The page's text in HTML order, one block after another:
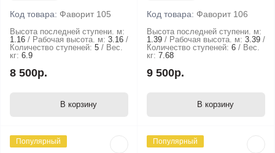
Код товара: Фаворит 105
Высота последней ступени. м:
1.16
Рабочая высота. м: 3.16
Количество ступеней: 5
Вес.
кг: 6.9
8 500р.
В корзину
Код товара: Фаворит 106
Высота последней ступени. м:
1.39
Рабочая высота. м: 3.39
Количество ступеней: 6
Вес.
кг: 7.68
9 500р.
В корзину
Популярный Популярный